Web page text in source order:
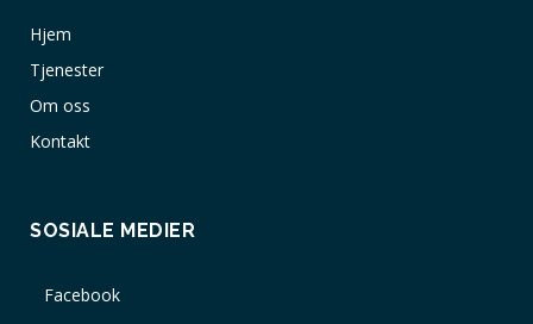
Hjem
Tjenester
Om oss
Kontakt
SOSIALE MEDIER
Facebook